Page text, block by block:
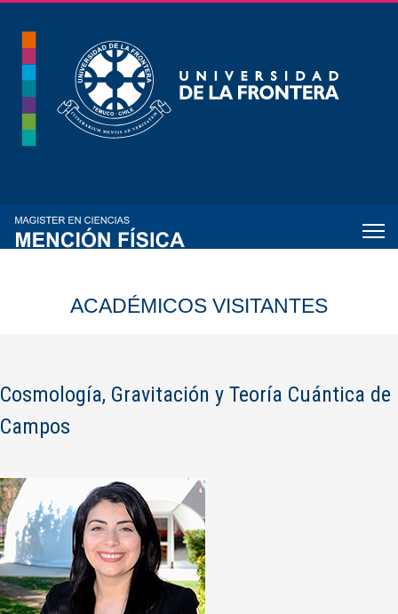
ACADÉMICOS VISITANTES
Cosmología, Gravitación y Teoría Cuántica de
Campos